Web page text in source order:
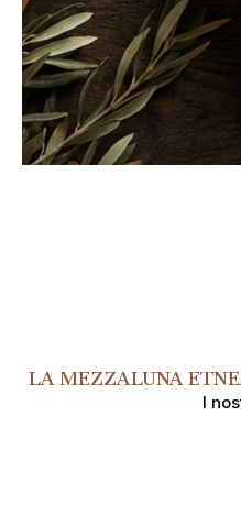
LA MEZZALUNA
I